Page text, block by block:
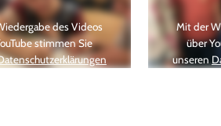
des Videos
stimmen Sie
Mit der
über
unseren